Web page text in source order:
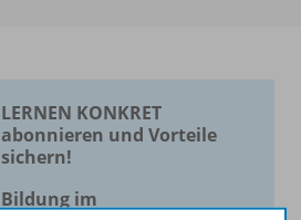
LERNEN KONKRET
abonnieren und Vorteile
sichern!
Bildung im